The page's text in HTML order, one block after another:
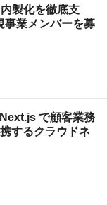
製化を徹底支
事業メンバーを募
で顧客業務
するクラウドネ